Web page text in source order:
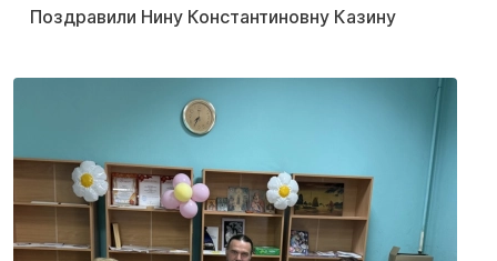
Поздравили Нину Константиновну Казину